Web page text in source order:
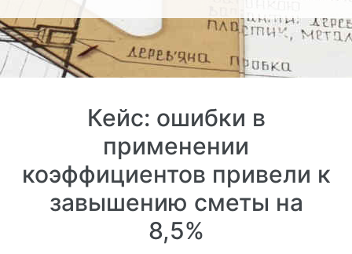
Кейс: ошибки в
применении
коэффициентов привели к
завышению сметы на
8,5%